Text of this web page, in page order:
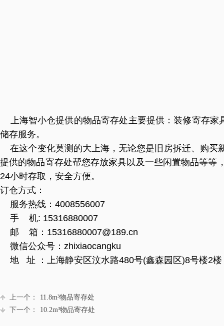
上海智小仓提供的物品寄存处主要提供：装修寄存家
储存服务。
在这个变化莫测的大上海，无论您是旧房拆迁、购买
提供的物品寄存处帮您存放家具以及一些闲置物品等
24小时存取，安全方便。
订仓方式：
服务热线：4008556007
手 机: 15316880007
邮 箱：15316880007@189.cn
微信公众号：zhixiaocangku
地 址 ：上海静安区汶水路480号(鑫森园区)8号楼2楼
上一个：
11.8m³物品寄存处
下一个：
10.2m³物品寄存处